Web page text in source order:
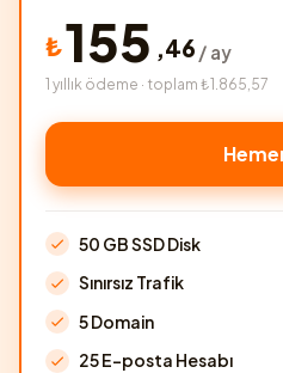
₺155 ,46 / ay
1 yıllık ödeme · toplam ₺1.865,57
50 GB SSD Disk
Sınırsız Trafik
5 Domain
25 E-posta Hesabı